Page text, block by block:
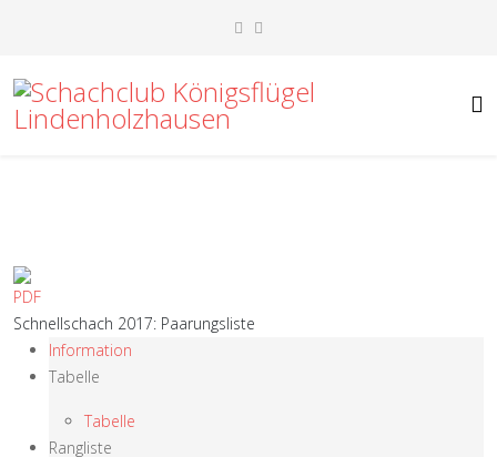
Schnellschach 2017: Paarungsliste
Information
Tabelle
Tabelle
Rangliste